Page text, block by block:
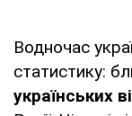
Водночас
статистику:
українських